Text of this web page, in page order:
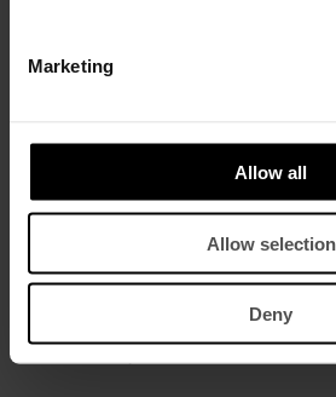
Marketing
Allow all
Allow selection
Deny